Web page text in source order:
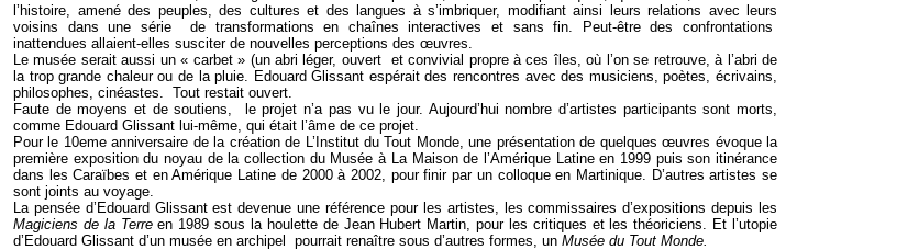
l’histoire, amené des peuples, des cultures et des langues à s’imbriquer, modifiant ainsi leurs relations avec leurs
voisins dans une série de transformations en chaînes interactives et sans fin. Peut-être des confrontations
inattendues allaient-elles susciter de nouvelles perceptions des œuvres.
Le musée serait aussi un « carbet » (un abri léger, ouvert et convivial propre à ces îles, où l’on se retrouve, à l’abri de
la trop grande chaleur ou de la pluie. Edouard Glissant espérait des rencontres avec des musiciens, poètes, écrivains,
philosophes, cinéastes. Tout restait ouvert.
Faute de moyens et de soutiens, le projet n’a pas vu le jour. Aujourd’hui nombre d’artistes participants sont morts,
comme Edouard Glissant lui-même, qui était l’âme de ce projet.
Pour le 10eme anniversaire de la création de L’Institut du Tout Monde, une présentation de quelques œuvres évoque la
première exposition du noyau de la collection du Musée à La Maison de l’Amérique Latine en 1999 puis son itinérance
dans les Caraïbes et en Amérique Latine de 2000 à 2002, pour finir par un colloque en Martinique. D’autres artistes se
sont joints au voyage.
La pensée d’Edouard Glissant est devenue une référence pour les artistes, les commissaires d’expositions depuis les
Magiciens de la Terreen 1989 sous la houlette de Jean Hubert Martin, pour les critiques et les théoriciens. Et l’utopie
d’Edouard Glissant d’un musée en archipel pourrait renaître sous d’autres formes, un Musée du Tout Monde.